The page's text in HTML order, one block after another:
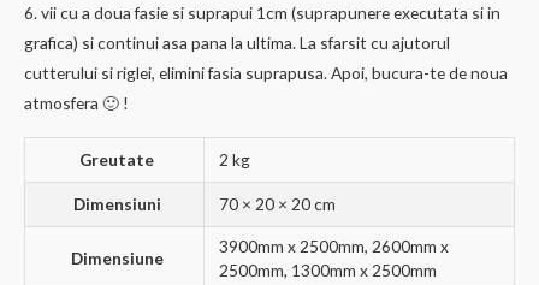
6. vii cu a doua fasie si suprapui 1cm (suprapunere executata si in
grafica) si continui asa pana la ultima. La sfarsit cu ajutorul
cutterului si riglei, elimini fasia suprapusa. Apoi, bucura-te de noua
atmosfera 🙂 !
Greutate 2 kg
Dimensiuni 70 × 20 × 20 cm
Dimensiune
3900mm x 2500mm, 2600mm x
2500mm, 1300mm x 2500mm